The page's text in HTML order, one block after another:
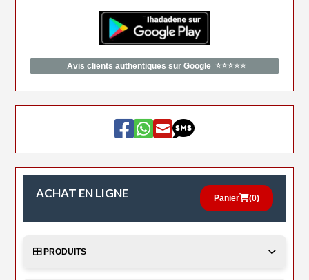
Avis clients authentiques sur Google ⭐⭐⭐⭐⭐
ACHAT EN LIGNE Panier (0)
PRODUITS